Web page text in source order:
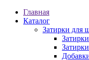
Главная
Каталог
Затирки для